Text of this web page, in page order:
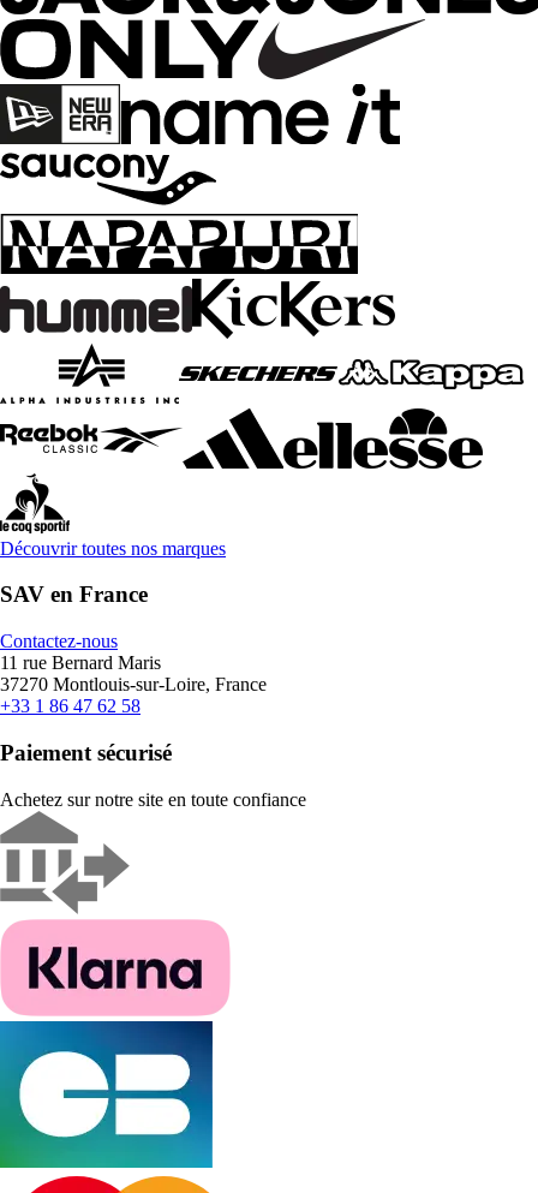
Découvrir toutes nos marques
SAV en France
Contactez-nous
11 rue Bernard Maris
37270 Montlouis-sur-Loire, France
+33 1 86 47 62 58
Paiement sécurisé
Achetez sur notre site en toute confiance